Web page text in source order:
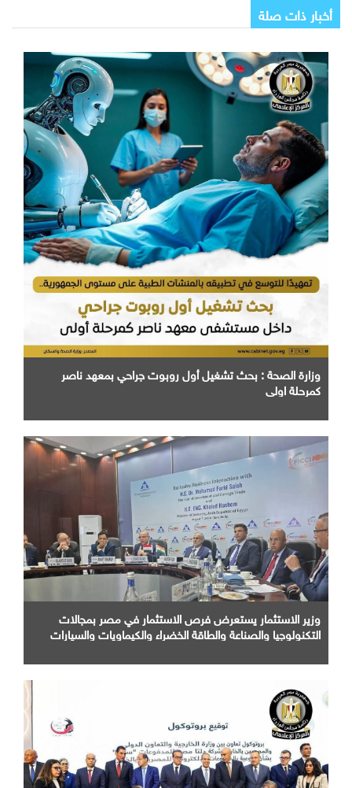
أخبار ذات صلة
وزارة الصحة : بحث تشغيل أول روبوت جراحي بمعهد ناصر
كمرحلة اولي
وزير الاستثمار يستعرض فرص الاستثمار في مصر بمجالات
التكنولوجيا والصناعة والطاقة الخضراء والكيماويات والسيارات